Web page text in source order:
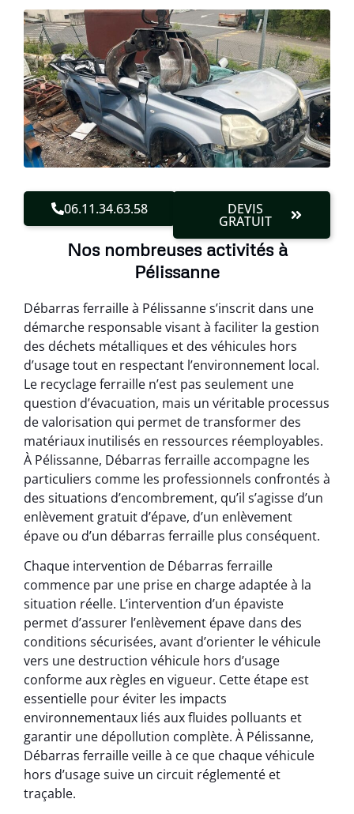
06.11.34.63.58 DEVIS
GRATUIT
Nos nombreuses activités à
Pélissanne
Débarras ferraille à Pélissanne s’inscrit dans une
démarche responsable visant à faciliter la gestion
des déchets métalliques et des véhicules hors
d’usage tout en respectant l’environnement local.
Le recyclage ferraille n’est pas seulement une
question d’évacuation, mais un véritable processus
de valorisation qui permet de transformer des
matériaux inutilisés en ressources réemployables.
À Pélissanne, Débarras ferraille accompagne les
particuliers comme les professionnels confrontés à
des situations d’encombrement, qu’il s’agisse d’un
enlèvement gratuit d’épave, d’un enlèvement
épave ou d’un débarras ferraille plus conséquent.
Chaque intervention de Débarras ferraille
commence par une prise en charge adaptée à la
situation réelle. L’intervention d’un épaviste
permet d’assurer l’enlèvement épave dans des
conditions sécurisées, avant d’orienter le véhicule
vers une destruction véhicule hors d’usage
conforme aux règles en vigueur. Cette étape est
essentielle pour éviter les impacts
environnementaux liés aux fluides polluants et
garantir une dépollution complète. À Pélissanne,
Débarras ferraille veille à ce que chaque véhicule
hors d’usage suive un circuit réglementé et
traçable.